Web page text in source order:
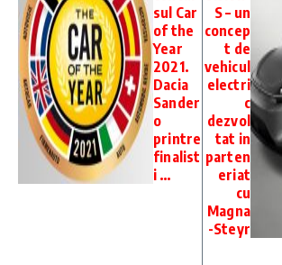
sul Car
of the
Year
2021.
Dacia
Sander
o
printre
finalist
i …
S – un
concep
t de
vehicul
electri
c
dezvol
tat in
parten
eriat
cu
Magna
-Steyr